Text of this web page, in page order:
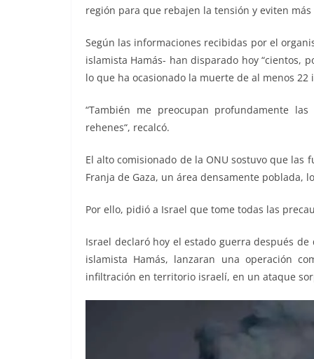
región para que rebajen la tensión y eviten
Según las informaciones recibidas por el
islamista Hamás- han disparado hoy “cientos,
lo que ha ocasionado la muerte de al menos
“También me preocupan profundamente
rehenes“, recalcó.
El alto comisionado de la ONU sostuvo que
Franja de Gaza, un área densamente poblada,
Por ello, pidió a Israel que tome todas las
Israel declaró hoy el estado guerra después
islamista Hamás, lanzaran una operación
infiltración en territorio israelí, en un ataque